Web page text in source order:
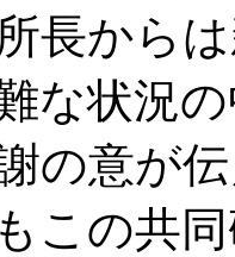
長から
な状況
の意が
この共